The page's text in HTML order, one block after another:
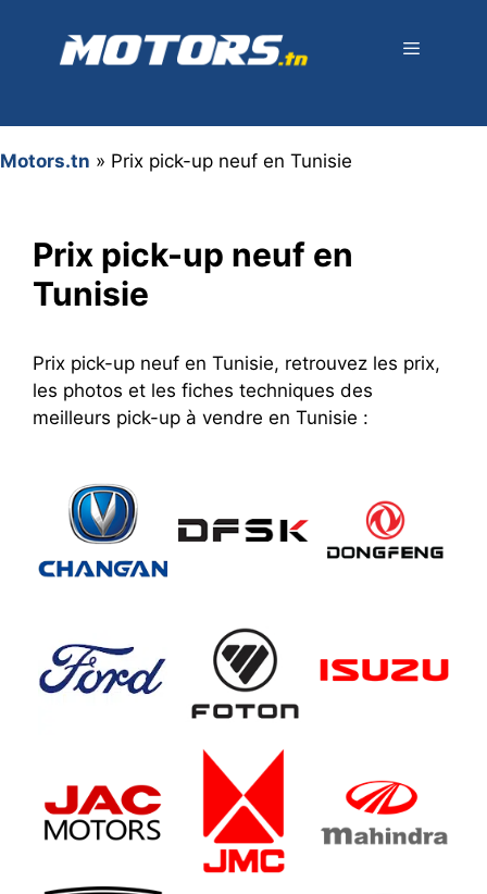
contenu
Motors.tn » Prix pick-up neuf en Tunisie
Prix pick-up neuf en
Tunisie
Prix pick-up neuf en Tunisie, retrouvez les prix,
les photos et les fiches techniques des
meilleurs pick-up à vendre en Tunisie :